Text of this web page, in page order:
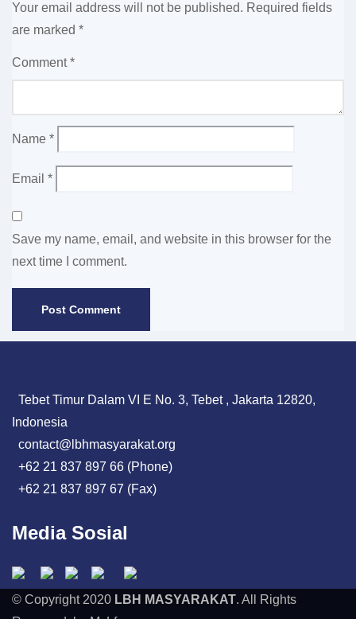
Your email address will not be published. Required fields
are marked *
Comment*
Name *
Email *
Save my name, email, and website in this browser for the
next time I comment.
Tebet Timur Dalam VI E No. 3, Tebet , Jakarta 12820,
Indonesia
contact@lbhmasyarakat.org
+62 21 837 897 66 (Phone)
+62 21 837 897 67 (Fax)
Media Sosial
© Copyright 2020 LBH MASYARAKAT. All Rights